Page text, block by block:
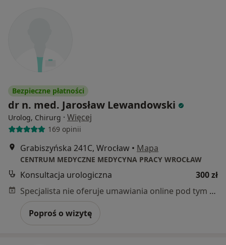
Bezpieczne płatności
dr n. med. Jarosław Lewandowski
Urolog, Chirurg · Więcej
169 opinii
Grabiszyńska 241C, Wrocław • Mapa
CENTRUM MEDYCZNE MEDYCYNA PRACY WROCŁAW
Konsultacja urologiczna
300 zł
Specjalista nie oferuje umawiania online pod tym adresem.
Poproś o wizytę